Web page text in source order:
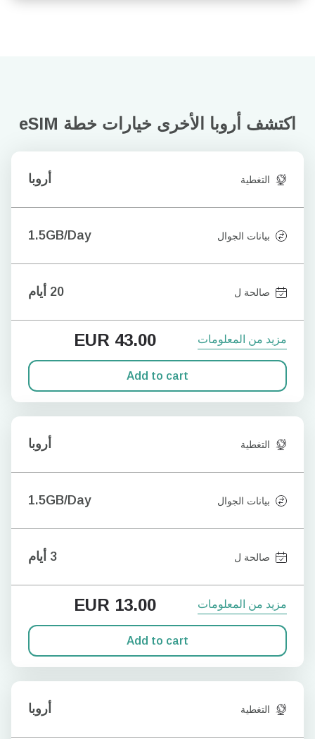
اكتشف أروبا الأخرى خيارات خطة eSIM
التغطية أروبا
بيانات الجوال 1.5GB/Day
صالحة ل 20 أيام
مزيد من المعلومات EUR 43.00
Add to cart
التغطية أروبا
بيانات الجوال 1.5GB/Day
صالحة ل 3 أيام
مزيد من المعلومات EUR 13.00
Add to cart
التغطية أروبا